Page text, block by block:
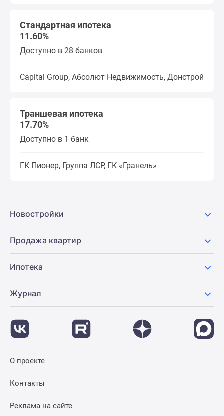
Стандартная ипотека
11.60%
Доступно в 28 банков
Capital Group, Абсолют Недвижимость, Донстрой
Траншевая ипотека
17.70%
Доступно в 1 банк
ГК Пионер, Группа ЛСР, ГК «Гранель»
Новостройки
Продажа квартир
Ипотека
Журнал
О проекте
Контакты
Реклама на сайте